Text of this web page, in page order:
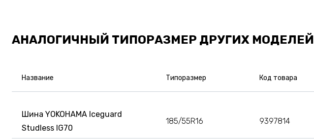
АНАЛОГИЧНЫЙ ТИПОРАЗМЕР ДРУГИХ МОДЕЛЕЙ
Название Типоразмер Код товара
Шина YOKOHAMA Iceguard
Studless IG70
185/55R16 9397814